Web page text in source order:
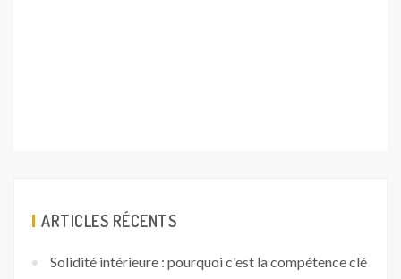
ARTICLES RÉCENTS
Solidité intérieure : pourquoi c'est la compétence clé